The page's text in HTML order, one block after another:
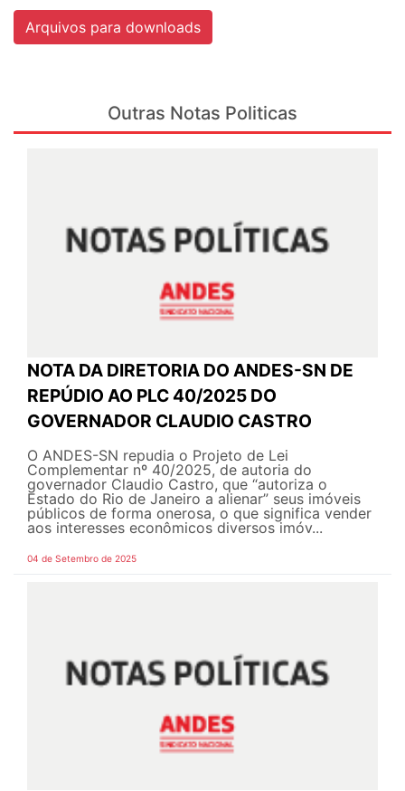
Arquivos para downloads
Outras Notas Politicas
NOTA DA DIRETORIA DO ANDES-SN DE
REPÚDIO AO PLC 40/2025 DO
GOVERNADOR CLAUDIO CASTRO
O ANDES-SN repudia o Projeto de Lei
Complementar nº 40/2025, de autoria do
governador Claudio Castro, que “autoriza o
Estado do Rio de Janeiro a alienar” seus imóveis
públicos de forma onerosa, o que significa vender
aos interesses econômicos diversos imóv...
04 de Setembro de 2025